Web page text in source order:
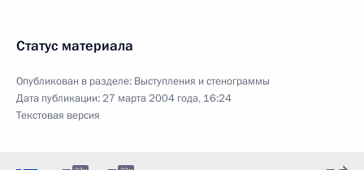
Статус материала
Опубликован в разделе: Выступления и стенограммы
Дата публикации:27 марта 2004 года, 16:24
Текстовая версия